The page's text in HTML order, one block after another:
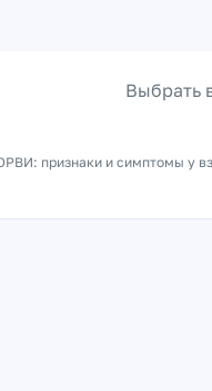
Выбрать
признаки и симптомы у